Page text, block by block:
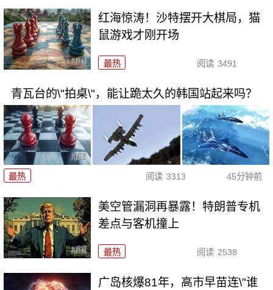
红海惊涛！沙特摆开大棋局，猫
鼠游戏才刚开场
最热 阅读 3491
青瓦台的\"拍桌\"，能让跪太久的韩国站起来吗？
最热 阅读 3313 45分钟前
美空管漏洞再暴露！特朗普专机
差点与客机撞上
最热 阅读 2538
广岛核爆81年，高市早苗连\"谁